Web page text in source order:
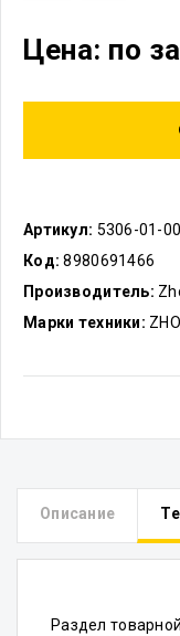
Артикул: 5306-01-
Код: 8980691466
Производитель:
Марки техники:
Цена: по
Описание
Раздел